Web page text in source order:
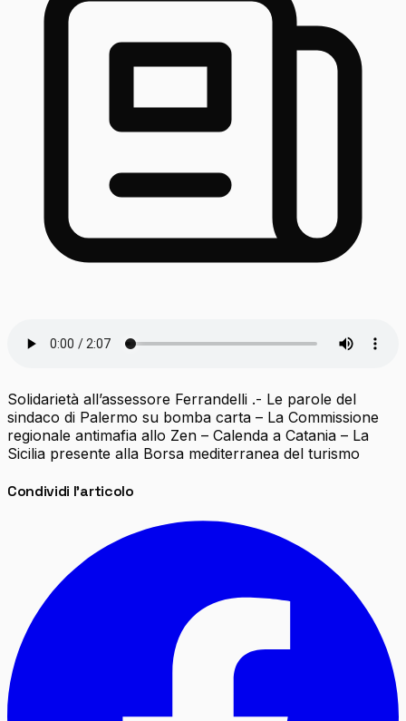
Solidarietà all’assessore Ferrandelli .- Le parole del
sindaco di Palermo su bomba carta – La Commissione
regionale antimafia allo Zen – Calenda a Catania – La
Sicilia presente alla Borsa mediterranea del turismo
Condividi l'articolo